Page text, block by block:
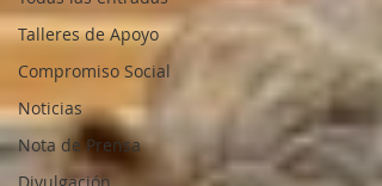
Talleres de Apoyo
Compromiso Social
Noticias
Nota de Prensa